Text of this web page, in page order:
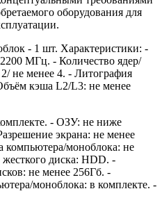
оборудования для
- 1 шт. Характеристики: -
МГц. - Количество ядер/
не менее 4. - Литография
кэша L2/L3: не менее
- ОЗУ: не ниже
экрана: не менее
компьютера/моноблока: не
диска: HDD. -
не менее 256Гб. -
моноблока: в комплекте. -